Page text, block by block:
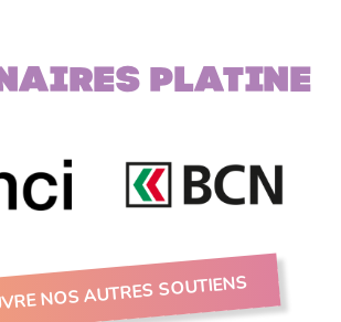
PLATINE
NOS AUTRES SOUTIENS